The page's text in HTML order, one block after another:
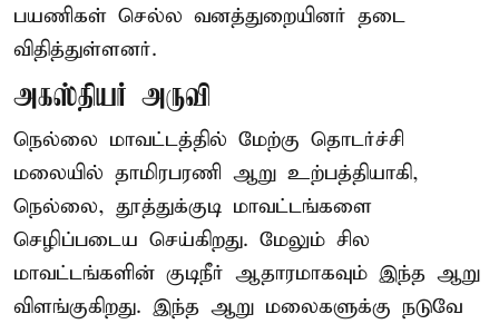
பயணிகள் செல்ல வனத்துறையினர் தடை
விதித்துள்ளனர்.
அகஸ்தியர் அருவி
நெல்லை மாவட்டத்தில் மேற்கு தொடர்ச்சி
மலையில் தாமிரபரணி ஆறு உற்பத்தியாகி,
நெல்லை, தூத்துக்குடி மாவட்டங்களை
செழிப்படைய செய்கிறது. மேலும் சில
மாவட்டங்களின் குடிநீர் ஆதாரமாகவும் இந்த ஆறு
விளங்குகிறது. இந்த ஆறு மலைகளுக்கு நடுவே